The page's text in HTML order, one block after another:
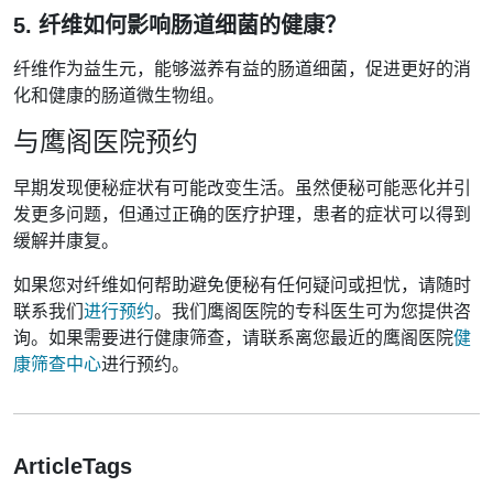
5. 纤维如何影响肠道细菌的健康？
纤维作为益生元，能够滋养有益的肠道细菌，促进更好的消
化和健康的肠道微生物组。
与鹰阁医院预约
早期发现便秘症状有可能改变生活。虽然便秘可能恶化并引
发更多问题，但通过正确的医疗护理，患者的症状可以得到
缓解并康复。
如果您对纤维如何帮助避免便秘有任何疑问或担忧，请随时
联系我们 进行预约。我们鹰阁医院的专科医生可为您提供咨
询。如果需要进行健康筛查，请联系离您最近的鹰阁医院健
康筛查中心进行预约。
ArticleTags